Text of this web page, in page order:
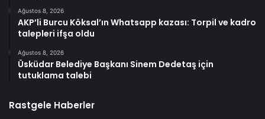
Ağustos 8, 2026
AKP’li Burcu Köksal’ın Whatsapp kazası: Torpil ve kadro
talepleri ifşa oldu
Ağustos 8, 2026
Üsküdar Belediye Başkanı Sinem Dedetaş için
tutuklama talebi
Rastgele Haberler